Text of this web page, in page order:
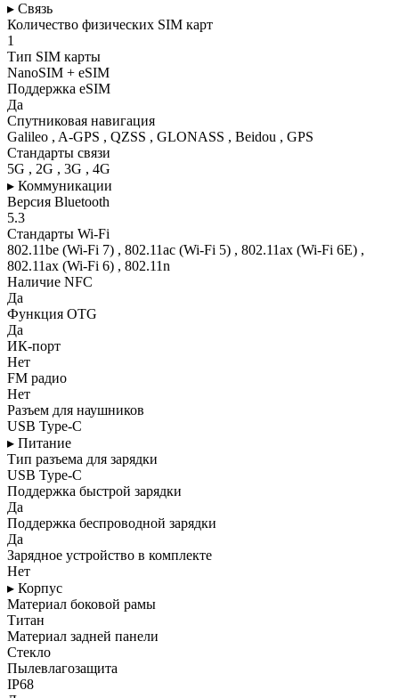
▸ Связь
Количество физических SIM карт
1
Тип SIM карты
NanoSIM + eSIM
Поддержка eSIM
Да
Спутниковая навигация
Galileo , A-GPS , QZSS , GLONASS , Beidou , GPS
Стандарты связи
5G , 2G , 3G , 4G
▸ Коммуникации
Версия Bluetooth
5.3
Стандарты Wi-Fi
802.11be (Wi-Fi 7) , 802.11ac (Wi-Fi 5) , 802.11ax (Wi-Fi 6E) ,
802.11ax (Wi-Fi 6) , 802.11n
Наличие NFC
Да
Функция OTG
Да
ИК-порт
Нет
FM радио
Нет
Разъем для наушников
USB Type-C
▸ Питание
Тип разъема для зарядки
USB Type-C
Поддержка быстрой зарядки
Да
Поддержка беспроводной зарядки
Да
Зарядное устройство в комплекте
Нет
▸ Корпус
Материал боковой рамы
Титан
Материал задней панели
Стекло
Пылевлагозащита
IP68